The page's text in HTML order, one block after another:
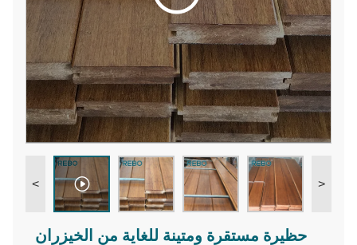
< >
حظيرة مستقرة ومتينة للغاية من الخيزران